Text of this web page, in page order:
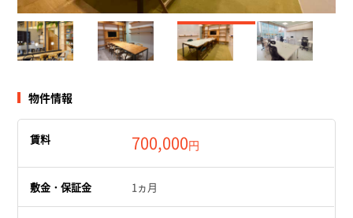
物件情報
賃料 700,000円
敷金・保証金 1ヵ月